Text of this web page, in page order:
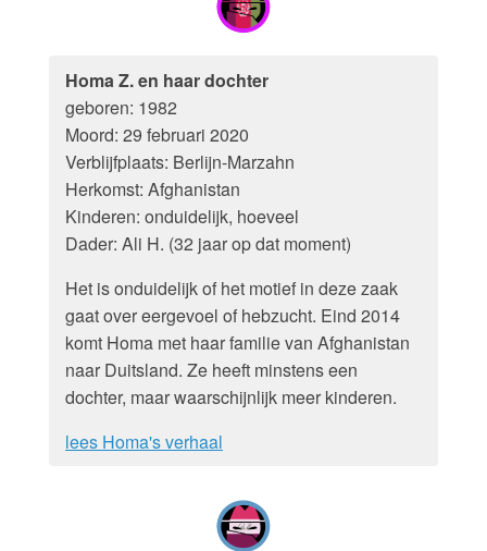
Homa Z. en haar dochter
geboren: 1982
Moord: 29 februari 2020
Verblijfplaats: Berlijn-Marzahn
Herkomst: Afghanistan
Kinderen: onduidelijk, hoeveel
Dader: Ali H. (32 jaar op dat moment)
Het is onduidelijk of het motief in deze zaak
gaat over eergevoel of hebzucht. Eind 2014
komt Homa met haar familie van Afghanistan
naar Duitsland. Ze heeft minstens een
dochter, maar waarschijnlijk meer kinderen.
lees Homa's verhaal